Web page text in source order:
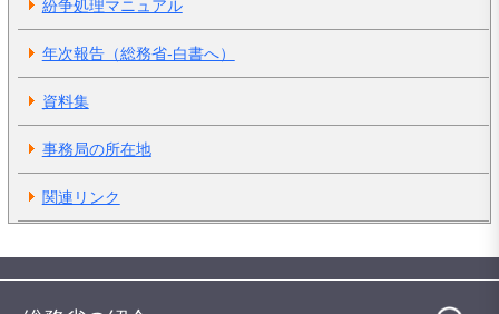
紛争処理マニュアル
年次報告（総務省-白書へ）
資料集
事務局の所在地
関連リンク